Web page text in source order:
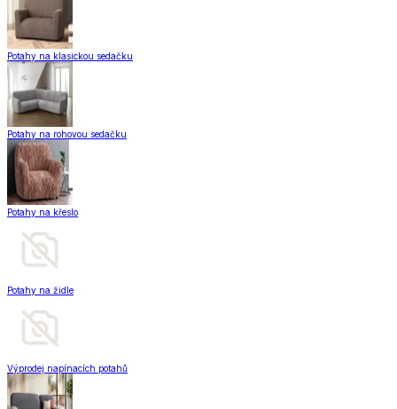
Potahy na klasickou sedačku
Potahy na rohovou sedačku
Potahy na křeslo
Potahy na židle
Výprodej napínacích potahů